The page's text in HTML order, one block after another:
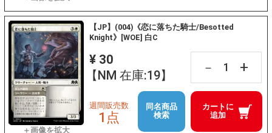
【JP】(004)《恋に落ちた騎士/Besotted
Knight》[WOE] 白C
¥ 30
【NM 在庫:19】
－ +
カートに
追加
週間販売数
1点
同名商品
検索